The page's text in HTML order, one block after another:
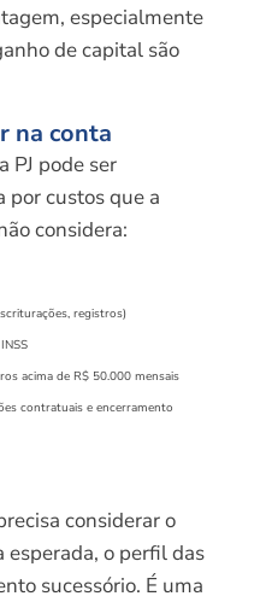
especialmente
de capital são
na conta
PJ pode ser
por custos que a
considera:
registros)
acima de R$ 50.000 mensais
contratuais e encerramento
considerar o
o perfil das
sucessório. É uma